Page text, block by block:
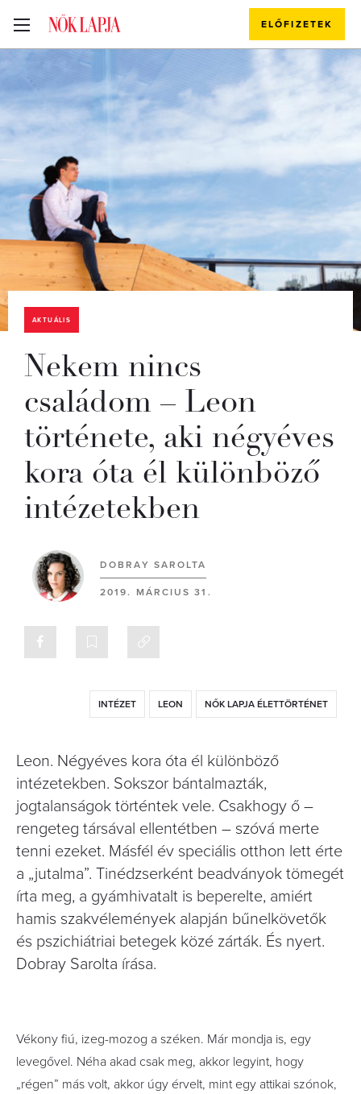
ELŐFIZETEK
AKTUÁLIS
Nekem nincs
családom – Leon
története, aki négyéves
kora óta él különböző
intézetekben
DOBRAY SAROLTA
2019. MÁRCIUS 31.
INTÉZET LEON NŐK LAPJA ÉLETTÖRTÉNET
Leon. Négyéves kora óta él különböző
intézetekben. Sokszor bántalmazták,
jogtalanságok történtek vele. Csakhogy ő –
rengeteg társával ellentétben – szóvá merte
tenni ezeket. Másfél év speciális otthon lett érte
a „jutalma”. Tinédzserként beadványok tömegét
írta meg, a gyámhivatalt is beperelte, amiért
hamis szakvélemények alapján bűnelkövetők
és pszichiátriai betegek közé zárták. És nyert.
Dobray Sarolta írása.
Vékony fiú, izeg-mozog a széken. Már mondja is, egy
levegővel. Néha akad csak meg, akkor legyint, hogy
„régen” más volt, akkor úgy érvelt, mint egy attikai szónok,